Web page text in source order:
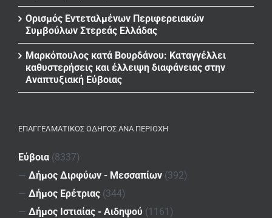
Ορισμός Εντεταλμένων Περιφερειακών
Συμβούλων Στερεάς Ελλάδας
Μαρκόπουλος κατά Βουρδάνου: Καταγγέλλει
καθυστερήσεις και έλλειψη διαφάνειας στην
Αναπτυξιακή Εύβοιας
ΕΠΑΓΓΕΛΜΑΤΙΚΌΣ ΟΔΗΓΌΣ ΑΝΆ ΠΕΡΙΟΧΉ
Εύβοια (8337)
— Δήμος Διρφύων - Μεσσαπίων (392)
— Δήμος Ερέτριας (344)
— Δήμος Ιστιαίας - Αιδηψού (1161)